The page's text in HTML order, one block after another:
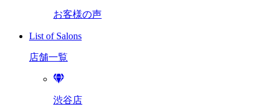
お客様の声
List of Salons
店舗一覧
渋谷店